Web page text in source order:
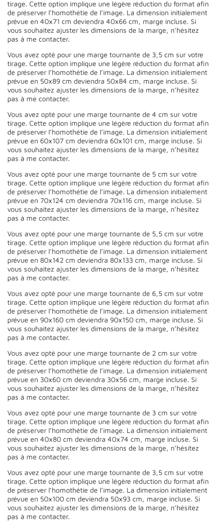
tirage. Cette option implique une légère réduction du format afin
de préserver l’homothétie de l’image. La dimension initialement
prévue en 40x71 cm deviendra 40x66 cm, marge incluse. Si
vous souhaitez ajuster les dimensions de la marge, n’hésitez
pas à me contacter.
Vous avez opté pour une marge tournante de 3,5 cm sur votre
tirage. Cette option implique une légère réduction du format afin
de préserver l’homothétie de l’image. La dimension initialement
prévue en 50x89 cm deviendra 50x84 cm, marge incluse. Si
vous souhaitez ajuster les dimensions de la marge, n’hésitez
pas à me contacter.
Vous avez opté pour une marge tournante de 4 cm sur votre
tirage. Cette option implique une légère réduction du format afin
de préserver l’homothétie de l’image. La dimension initialement
prévue en 60x107 cm deviendra 60x101 cm, marge incluse. Si
vous souhaitez ajuster les dimensions de la marge, n’hésitez
pas à me contacter.
Vous avez opté pour une marge tournante de 5 cm sur votre
tirage. Cette option implique une légère réduction du format afin
de préserver l’homothétie de l’image. La dimension initialement
prévue en 70x124 cm deviendra 70x116 cm, marge incluse. Si
vous souhaitez ajuster les dimensions de la marge, n’hésitez
pas à me contacter.
Vous avez opté pour une marge tournante de 5,5 cm sur votre
tirage. Cette option implique une légère réduction du format afin
de préserver l’homothétie de l’image. La dimension initialement
prévue en 80x142 cm deviendra 80x133 cm, marge incluse. Si
vous souhaitez ajuster les dimensions de la marge, n’hésitez
pas à me contacter.
Vous avez opté pour une marge tournante de 6,5 cm sur votre
tirage. Cette option implique une légère réduction du format afin
de préserver l’homothétie de l’image. La dimension initialement
prévue en 90x160 cm deviendra 90x150 cm, marge incluse. Si
vous souhaitez ajuster les dimensions de la marge, n’hésitez
pas à me contacter.
Vous avez opté pour une marge tournante de 2 cm sur votre
tirage. Cette option implique une légère réduction du format afin
de préserver l’homothétie de l’image. La dimension initialement
prévue en 30x60 cm deviendra 30x56 cm, marge incluse. Si
vous souhaitez ajuster les dimensions de la marge, n’hésitez
pas à me contacter.
Vous avez opté pour une marge tournante de 3 cm sur votre
tirage. Cette option implique une légère réduction du format afin
de préserver l’homothétie de l’image. La dimension initialement
prévue en 40x80 cm deviendra 40x74 cm, marge incluse. Si
vous souhaitez ajuster les dimensions de la marge, n’hésitez
pas à me contacter.
Vous avez opté pour une marge tournante de 3,5 cm sur votre
tirage. Cette option implique une légère réduction du format afin
de préserver l’homothétie de l’image. La dimension initialement
prévue en 50x100 cm deviendra 50x93 cm, marge incluse. Si
vous souhaitez ajuster les dimensions de la marge, n’hésitez
pas à me contacter.